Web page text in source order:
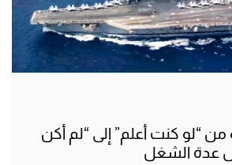
“لو كنت أعلم” إلى “لم أكن
عدة الشغل